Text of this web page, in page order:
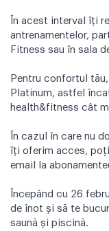
În acest interval îți
antrenamentelor,
Fitness sau în sala
Pentru confortul
Platinum, astfel
health&fitness cât
În cazul în care nu
îți oferim acces,
email la
Începând cu 26
de înot și să te
saună și piscină.